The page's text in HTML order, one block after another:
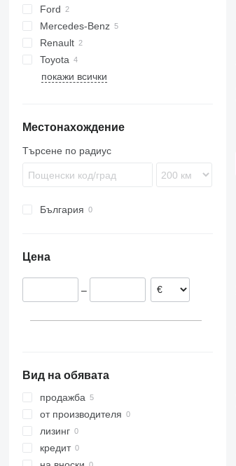
Q-series
X-Series
X3
X4
X5
X6
Silverado
C-series
Ford
Daily
Grand Cherokee
Sportage
Mercedes-Benz
A-Class
Actros
Sprinter
Renault
Mascott
Toyota
Crafter
Octavia
покажи всички
Местонахождение
Търсене по радиус
България
Цена
–
Вид на обявата
продажба
от производителя
лизинг
кредит